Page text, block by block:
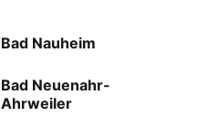
Bad Nauheim
Bad Neuenahr-
Ahrweiler